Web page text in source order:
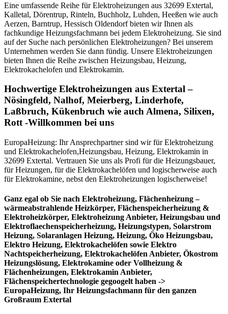
Eine umfassende Reihe für Elektroheizungen aus 32699 Extertal,
Kalletal, Dörentrup, Rinteln, Buchholz, Luhden, Heeßen wie auch
Aerzen, Barntrup, Hessisch Oldendorf bieten wir Ihnen als
fachkundige Heizungsfachmann bei jedem Elektroheizung. Sie sind
auf der Suche nach persönlichen Elektroheizungen? Bei unserem
Unternehmen werden Sie dann fündig. Unsere Elektroheizungen
bieten Ihnen die Reihe zwischen Heizungsbau, Heizung,
Elektrokachelofen und Elektrokamin.
Hochwertige Elektroheizungen aus Extertal –
Nösingfeld, Nalhof, Meierberg, Linderhofe,
Laßbruch, Kükenbruch wie auch Almena, Silixen,
Rott -Willkommen bei uns
EuropaHeizung: Ihr Ansprechpartner sind wir für Elektroheizung
und Elektrokachelofen,Heizungsbau, Heizung, Elektrokamin in
32699 Extertal. Vertrauen Sie uns als Profi für die Heizungsbauer,
für Heizungen, für die Elektrokachelöfen und logischerweise auch
für Elektrokamine, nebst den Elektroheizungen logischerweise!
Ganz egal ob Sie nach Elektroheizung, Flächenheizung –
wärmeabstrahlende Heizkörper, Flächenspeicherheizung &
Elektroheizkörper, Elektroheizung Anbieter, Heizungsbau und
Elektroflaechenspeicherheizung, Heizungstypen, Solarstrom
Heizung, Solaranlagen Heizung, Heizung, Öko Heizungsbau,
Elektro Heizung, Elektrokachelöfen sowie Elektro
Nachtspeicherheizung, Elektrokachelöfen Anbieter, Ökostrom
Heizungslösung, Elektrokamine oder Vollheizung &
Flächenheizungen, Elektrokamin Anbieter,
Flächenspeichertechnologie gegoogelt haben ->
EuropaHeizung, Ihr Heizungsfachmann für den ganzen
Großraum Extertal